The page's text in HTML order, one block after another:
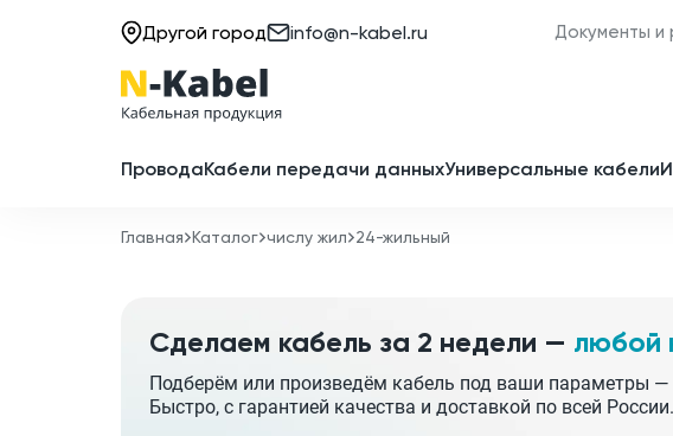
Другой город info@n-kabel.ru Документы и
ПроводаКабели передачи данныхУниверсальные кабели
Главная Каталог числу жил 24-жильный
Сделаем кабель за 2 недели — любой
Подберём или произведём кабель под ваши параметры
Быстро, с гарантией качества и доставкой по всей России.